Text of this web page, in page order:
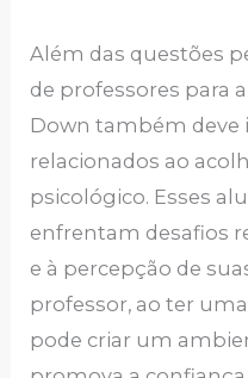
Além das questões
de professores para
Down também deve
relacionados ao
psicológico. Esses
enfrentam desafios
e à percepção de
professor, ao ter
pode criar um